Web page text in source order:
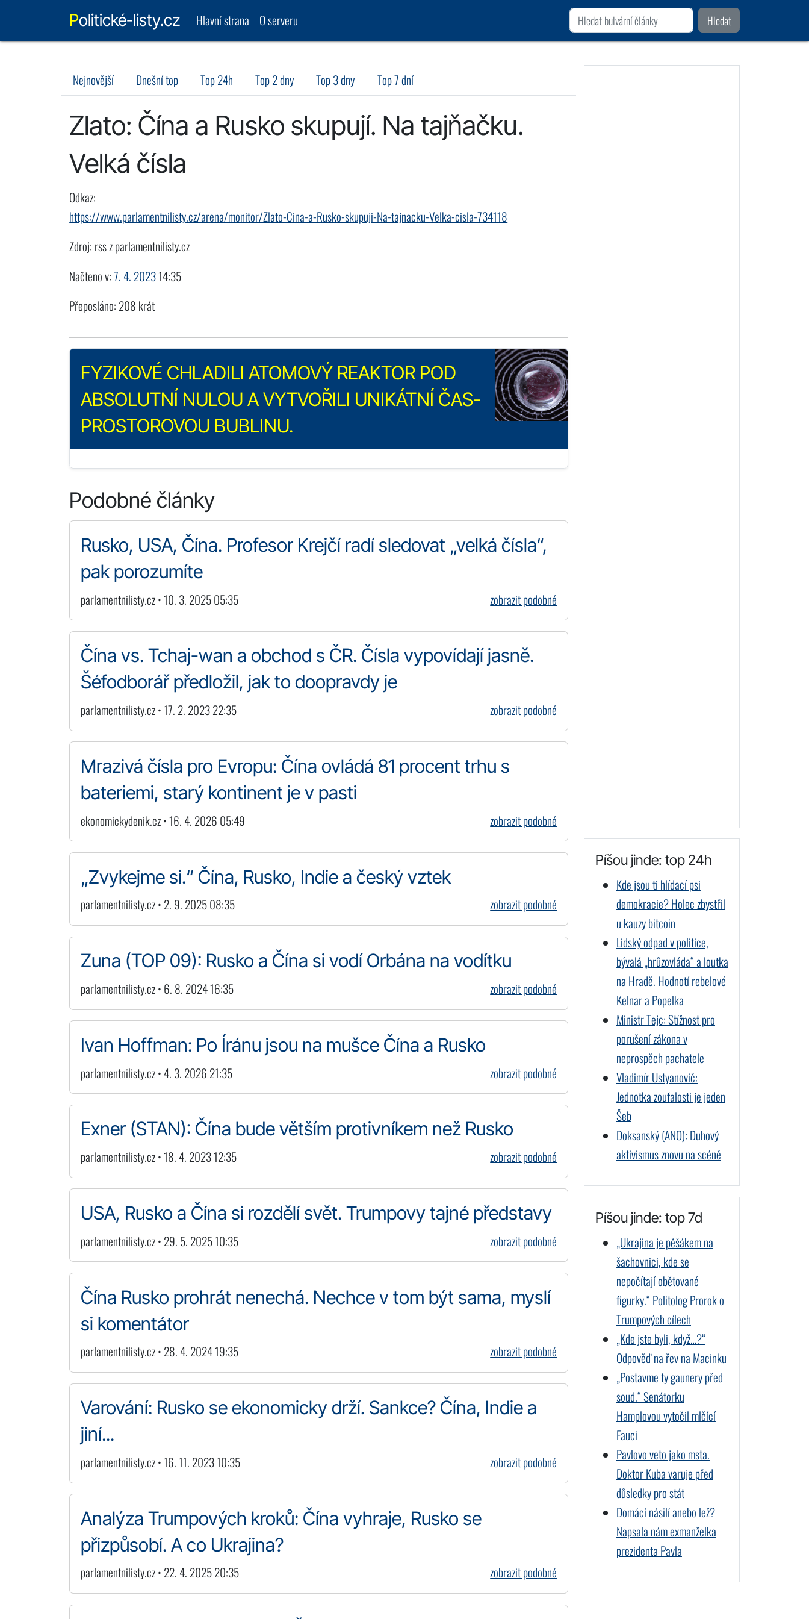
Politické-listy.cz Hlavní strana O serveru Hledat
Nejnovější Dnešní top Top 24h Top 2 dny Top 3 dny Top 7 dní
Zlato: Čína a Rusko skupují. Na tajňačku.
Velká čísla
Odkaz:
https://www.parlamentnilisty.cz/arena/monitor/Zlato-Cina-a-Rusko-skupuji-Na-tajnacku-Velka-cisla-734118
Zdroj: rss z parlamentnilisty.cz
Načteno v:7. 4. 202314:35
Přeposláno: 208 krát
FYZIKOVÉ CHLADILI ATOMOVÝ REAKTOR POD
ABSOLUTNÍ NULOU A VYTVOŘILI UNIKÁTNÍ ČAS-
PROSTOROVOU BUBLINU.
Podobné články
Rusko, USA, Čína. Profesor Krejčí radí sledovat „velká čísla“,
pak porozumíte
parlamentnilisty.cz • 10. 3. 2025 05:35 zobrazit podobné
Čína vs. Tchaj-wan a obchod s ČR. Čísla vypovídají jasně.
Šéfodborář předložil, jak to doopravdy je
parlamentnilisty.cz • 17. 2. 2023 22:35 zobrazit podobné
Mrazivá čísla pro Evropu: Čína ovládá 81 procent trhu s
bateriemi, starý kontinent je v pasti
ekonomickydenik.cz • 16. 4. 2026 05:49 zobrazit podobné
„Zvykejme si.“ Čína, Rusko, Indie a český vztek
parlamentnilisty.cz • 2. 9. 2025 08:35 zobrazit podobné
Zuna (TOP 09): Rusko a Čína si vodí Orbána na vodítku
parlamentnilisty.cz • 6. 8. 2024 16:35 zobrazit podobné
Ivan Hoffman: Po Íránu jsou na mušce Čína a Rusko
parlamentnilisty.cz • 4. 3. 2026 21:35 zobrazit podobné
Exner (STAN): Čína bude větším protivníkem než Rusko
parlamentnilisty.cz • 18. 4. 2023 12:35 zobrazit podobné
USA, Rusko a Čína si rozdělí svět. Trumpovy tajné představy
parlamentnilisty.cz • 29. 5. 2025 10:35 zobrazit podobné
Čína Rusko prohrát nenechá. Nechce v tom být sama, myslí
si komentátor
parlamentnilisty.cz • 28. 4. 2024 19:35 zobrazit podobné
Varování: Rusko se ekonomicky drží. Sankce? Čína, Indie a
jiní...
parlamentnilisty.cz • 16. 11. 2023 10:35 zobrazit podobné
Analýza Trumpových kroků: Čína vyhraje, Rusko se
přizpůsobí. A co Ukrajina?
parlamentnilisty.cz • 22. 4. 2025 20:35 zobrazit podobné
Píšou jinde: top 24h
Kde jsou ti hlídací psi
demokracie? Holec zbystřil
u kauzy bitcoin
Lidský odpad v politice,
bývalá „hrůzovláda“ a loutka
na Hradě. Hodnotí rebelové
Kelnar a Popelka
Ministr Tejc: Stížnost pro
porušení zákona v
neprospěch pachatele
Vladimír Ustyanovič:
Jednotka zoufalosti je jeden
Šeb
Doksanský (ANO): Duhový
aktivismus znovu na scéně
Píšou jinde: top 7d
„Ukrajina je pěšákem na
šachovnici, kde se
nepočítají obětované
figurky.“ Politolog Prorok o
Trumpových cílech
„Kde jste byli, když…?“
Odpověď na řev na Macinku
„Postavme ty gaunery před
soud.“ Senátorku
Hamplovou vytočil mlčící
Fauci
Pavlovo veto jako msta.
Doktor Kuba varuje před
důsledky pro stát
Domácí násilí anebo lež?
Napsala nám exmanželka
prezidenta Pavla